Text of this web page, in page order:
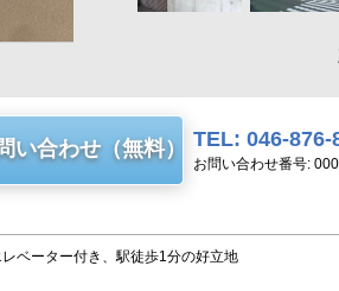
い合わせ（無料） TEL: 046-876-
お問い合わせ番号:
ベーター付き、駅徒歩1分の好立地